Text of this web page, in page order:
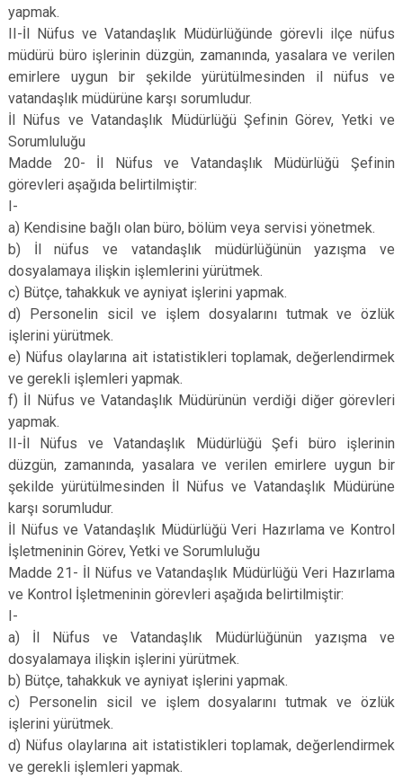
yapmak.
II-İl Nüfus ve Vatandaşlık Müdürlüğünde görevli ilçe nüfus
müdürü büro işlerinin düzgün, zamanında, yasalara ve verilen
emirlere uygun bir şekilde yürütülmesinden il nüfus ve
vatandaşlık müdürüne karşı sorumludur.
İl Nüfus ve Vatandaşlık Müdürlüğü Şefinin Görev, Yetki ve
Sorumluluğu
Madde 20- İl Nüfus ve Vatandaşlık Müdürlüğü Şefinin
görevleri aşağıda belirtilmiştir:
I-
a) Kendisine bağlı olan büro, bölüm veya servisi yönetmek.
b) İl nüfus ve vatandaşlık müdürlüğünün yazışma ve
dosyalamaya ilişkin işlemlerini yürütmek.
c) Bütçe, tahakkuk ve ayniyat işlerini yapmak.
d) Personelin sicil ve işlem dosyalarını tutmak ve özlük
işlerini yürütmek.
e) Nüfus olaylarına ait istatistikleri toplamak, değerlendirmek
ve gerekli işlemleri yapmak.
f) İl Nüfus ve Vatandaşlık Müdürünün verdiği diğer görevleri
yapmak.
II-İl Nüfus ve Vatandaşlık Müdürlüğü Şefi büro işlerinin
düzgün, zamanında, yasalara ve verilen emirlere uygun bir
şekilde yürütülmesinden İl Nüfus ve Vatandaşlık Müdürüne
karşı sorumludur.
İl Nüfus ve Vatandaşlık Müdürlüğü Veri Hazırlama ve Kontrol
İşletmeninin Görev, Yetki ve Sorumluluğu
Madde 21- İl Nüfus ve Vatandaşlık Müdürlüğü Veri Hazırlama
ve Kontrol İşletmeninin görevleri aşağıda belirtilmiştir:
I-
a) İl Nüfus ve Vatandaşlık Müdürlüğünün yazışma ve
dosyalamaya ilişkin işlerini yürütmek.
b) Bütçe, tahakkuk ve ayniyat işlerini yapmak.
c) Personelin sicil ve işlem dosyalarını tutmak ve özlük
işlerini yürütmek.
d) Nüfus olaylarına ait istatistikleri toplamak, değerlendirmek
ve gerekli işlemleri yapmak.